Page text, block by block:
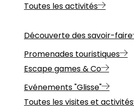
Toutes les activités
Découverte des savoir-faire
Promenades touristiques
Escape games & Co
Evénements "Glisse"
Toutes les visites et activités